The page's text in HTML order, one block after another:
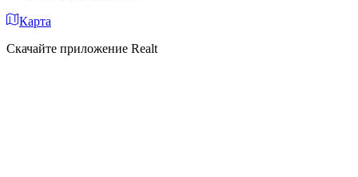
Карта
Скачайте приложение Realt